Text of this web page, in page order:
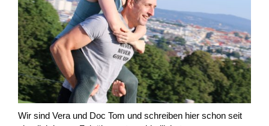
Wir sind Vera und Doc Tom und schreiben hier schon seit